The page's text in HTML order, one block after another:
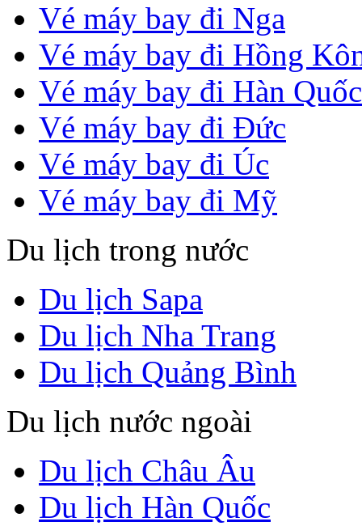
Vé máy bay đi Nga
Vé máy bay đi Hồng
Vé máy bay đi Hàn Quốc
Vé máy bay đi Đức
Vé máy bay đi Úc
Vé máy bay đi Mỹ
Du lịch trong nước
Du lịch Sapa
Du lịch Nha Trang
Du lịch Quảng Bình
Du lịch nước ngoài
Du lịch Châu Âu
Du lịch Hàn Quốc